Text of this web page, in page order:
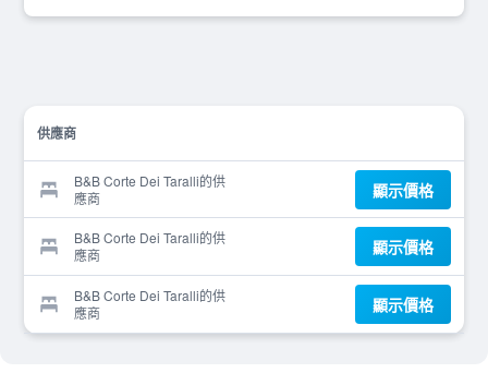
供應商
B&B Corte Dei Taralli的供
應商
顯示價格
B&B Corte Dei Taralli的供
應商
顯示價格
B&B Corte Dei Taralli的供
應商
顯示價格